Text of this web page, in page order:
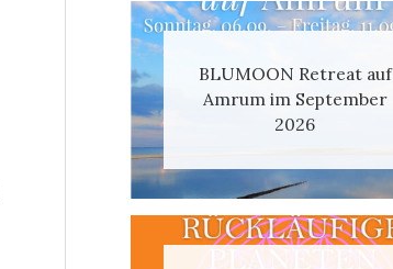
BLUMOON Retreat auf
Amrum im September
2026